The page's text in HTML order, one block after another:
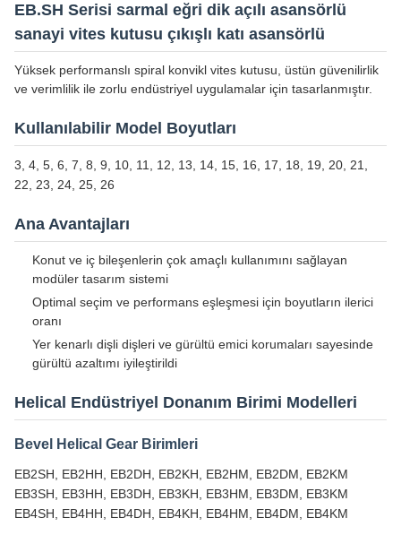
EB.SH Serisi sarmal eğri dik açılı asansörlü
sanayi vites kutusu çıkışlı katı asansörlü
Yüksek performanslı spiral konvikl vites kutusu, üstün güvenilirlik
ve verimlilik ile zorlu endüstriyel uygulamalar için tasarlanmıştır.
Kullanılabilir Model Boyutları
3, 4, 5, 6, 7, 8, 9, 10, 11, 12, 13, 14, 15, 16, 17, 18, 19, 20, 21,
22, 23, 24, 25, 26
Ana Avantajları
Konut ve iç bileşenlerin çok amaçlı kullanımını sağlayan
modüler tasarım sistemi
Optimal seçim ve performans eşleşmesi için boyutların ilerici
oranı
Yer kenarlı dişli dişleri ve gürültü emici korumaları sayesinde
gürültü azaltımı iyileştirildi
Helical Endüstriyel Donanım Birimi Modelleri
Bevel Helical Gear Birimleri
EB2SH, EB2HH, EB2DH, EB2KH, EB2HM, EB2DM, EB2KM
EB3SH, EB3HH, EB3DH, EB3KH, EB3HM, EB3DM, EB3KM
EB4SH, EB4HH, EB4DH, EB4KH, EB4HM, EB4DM, EB4KM